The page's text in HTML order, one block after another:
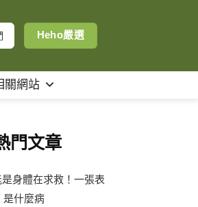
Heho嚴選
關網站
門文章
身體在求救！一張表
是什麼病